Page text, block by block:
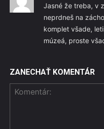
Jasné že treba, v
neprdneš na
komplet všade,
múzeá, proste
ZANECHAŤ KOMENTÁR